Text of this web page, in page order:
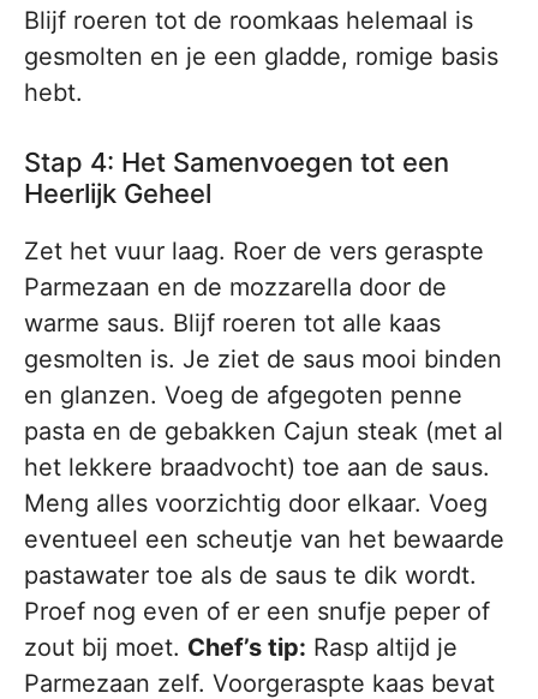
Blijf roeren tot de roomkaas helemaal is
gesmolten en je een gladde, romige basis
hebt.
Stap 4: Het Samenvoegen tot een
Heerlijk Geheel
Zet het vuur laag. Roer de vers geraspte
Parmezaan en de mozzarella door de
warme saus. Blijf roeren tot alle kaas
gesmolten is. Je ziet de saus mooi binden
en glanzen. Voeg de afgegoten penne
pasta en de gebakken Cajun steak (met al
het lekkere braadvocht) toe aan de saus.
Meng alles voorzichtig door elkaar. Voeg
eventueel een scheutje van het bewaarde
pastawater toe als de saus te dik wordt.
Proef nog even of er een snufje peper of
zout bij moet. Chef’s tip: Rasp altijd je
Parmezaan zelf. Voorgeraspte kaas bevat